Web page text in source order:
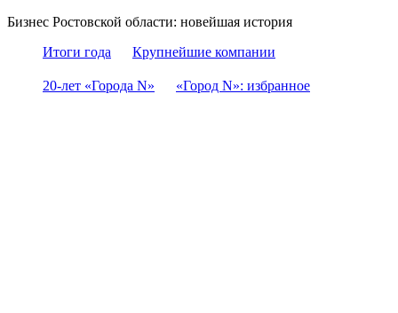
Бизнес Ростовской области: новейшая история
Итоги года
Крупнейшие компании
20-лет «Города N» «Город N»: избранное